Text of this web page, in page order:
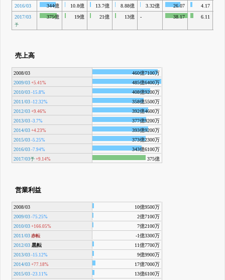
2016/03
344億 10.8億 13.7億 8.88億 3.32億 26.07
4.17
2017/03
予
375億 19億 21億 13億 - 38.17 6.11
売上高
2008/03
460億7100万
2009/03 +5.41%
485億6400万
2010/03 -15.8%
408億9200万
2011/03 -12.32%
358億5500万
2012/03 +9.46%
392億4600万
2013/03 -3.7%
377億9200万
2014/03 +4.23%
393億9200万
2015/03 -5.25%
373億2300万
2016/03 -7.94%
343億6100万
2017/03予 +9.14% 375億
営業利益
2008/03
10億9500万
2009/03 -75.25%
2億7100万
2010/03 +166.05%
7億2100万
2011/03 赤転
-1億3300万
2012/03 黒転
11億7700万
2013/03 -15.12%
9億9900万
2014/03 +77.18%
17億7000万
2015/03 -23.11%
13億6100万